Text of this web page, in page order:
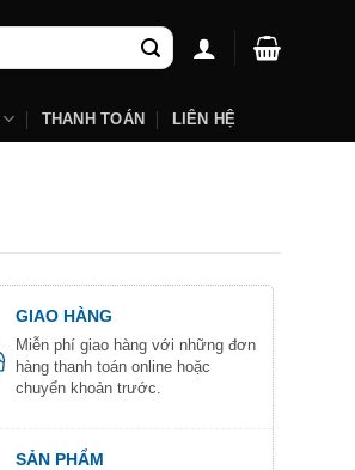
THANH TOÁN LIÊN HỆ
GIAO HÀNG
Miễn phí giao hàng với những đơn
hàng thanh toán online hoặc
chuyển khoản trước.
SẢN PHẨM